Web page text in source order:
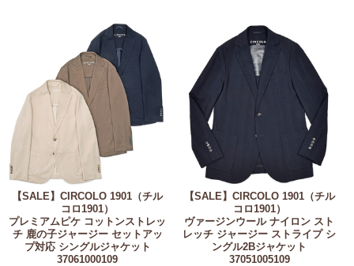
【SALE】CIRCOLO 1901（チル
コロ1901）
プレミアムピケ コットンストレッ
チ 鹿の子ジャージー セットアッ
プ対応 シングルジャケット
37061000109
【SALE】 CIRCOLO 1901（チル
コロ1901）
ヴァージンウール ナイロン スト
レッチ ジャージー ストライプ シ
ングル2Bジャケット
37051005109